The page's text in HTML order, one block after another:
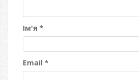
Ім'я *
Email *